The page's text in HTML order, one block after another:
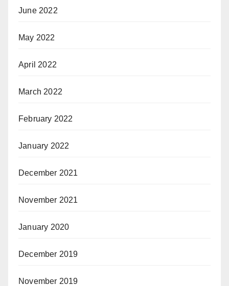
June 2022
May 2022
April 2022
March 2022
February 2022
January 2022
December 2021
November 2021
January 2020
December 2019
November 2019